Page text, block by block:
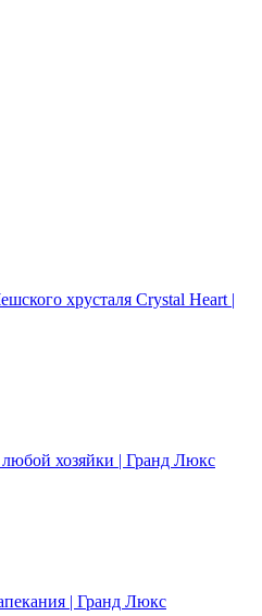
хрусталя Crystal Heart |
хозяйки | Гранд Люкс
| Гранд Люкс